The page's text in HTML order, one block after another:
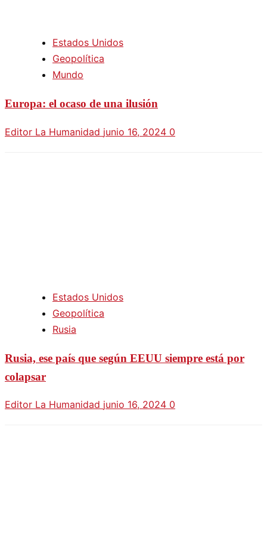
Estados Unidos
Geopolítica
Mundo
Europa: el ocaso de una ilusión
Editor La Humanidad junio 16, 2024 0
Estados Unidos
Geopolítica
Rusia
Rusia, ese país que según EEUU siempre está por
colapsar
Editor La Humanidad junio 16, 2024 0